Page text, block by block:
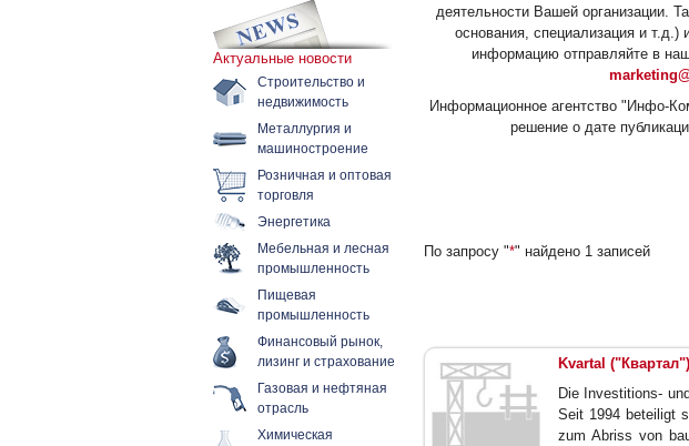
Актуальные новости
Строительство и
недвижимость
Металлургия и
машиностроение
Розничная и оптовая
торговля
Энергетика
Мебельная и лесная
промышленность
Пищевая
промышленность
Финансовый рынок,
лизинг и страхование
Газовая и нефтяная
отрасль
Химическая
деятельности Вашей организации.
основания, специализация и
информацию отправляйте в
Информационное агентство "Инфо-
решение о дате
По запросу "*" найдено 1 записей
Kvartal ("Квартал")
Die Investitions-
Seit 1994 beteiligt
zum Abriss von